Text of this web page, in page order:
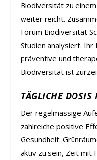
Biodiversität zu
weiter reicht.
Forum Biodiversität
Studien analysiert. Ihr
präventive und
Biodiversität ist
TÄGLICHE DOSIS
Der regelmässige
zahlreiche positive
Gesundheit:
aktiv zu sein, Zeit mit